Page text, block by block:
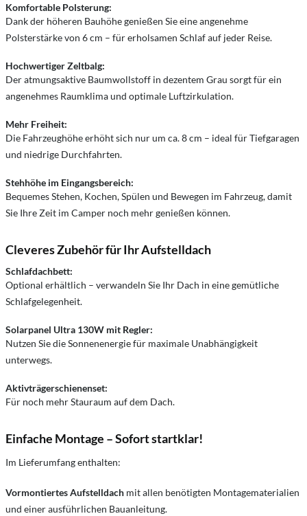
Komfortable Polsterung:
Dank der höheren Bauhöhe genießen Sie eine angenehme
Polsterstärke von 6 cm – für erholsamen Schlaf auf jeder Reise.
Hochwertiger Zeltbalg:
Der atmungsaktive Baumwollstoff in dezentem Grau sorgt für ein
angenehmes Raumklima und optimale Luftzirkulation.
Mehr Freiheit:
Die Fahrzeughöhe erhöht sich nur um ca. 8 cm – ideal für Tiefgaragen
und niedrige Durchfahrten.
Stehhöhe im Eingangsbereich:
Bequemes Stehen, Kochen, Spülen und Bewegen im Fahrzeug, damit
Sie Ihre Zeit im Camper noch mehr genießen können.
Cleveres Zubehör für Ihr Aufstelldach
Schlafdachbett:
Optional erhältlich – verwandeln Sie Ihr Dach in eine gemütliche
Schlafgelegenheit.
Solarpanel Ultra 130W mit Regler:
Nutzen Sie die Sonnenenergie für maximale Unabhängigkeit
unterwegs.
Aktivträgerschienenset:
Für noch mehr Stauraum auf dem Dach.
Einfache Montage – Sofort startklar!
Im Lieferumfang enthalten:
Vormontiertes Aufstelldach mit allen benötigten Montagematerialien
und einer ausführlichen Bauanleitung.